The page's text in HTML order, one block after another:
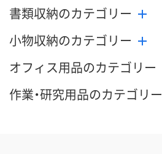
書類収納のカテゴリー
小物収納のカテゴリー
オフィス用品のカテゴリー
作業・研究用品のカテゴリー